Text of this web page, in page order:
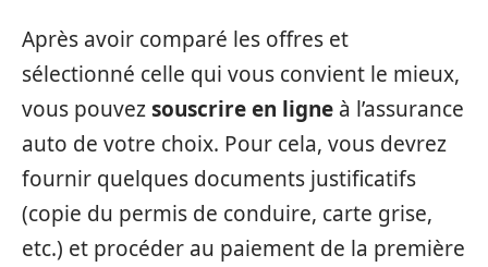
Après avoir comparé les offres et
sélectionné celle qui vous convient le mieux,
vous pouvezsouscrire en ligne à l’assurance
auto de votre choix. Pour cela, vous devrez
fournir quelques documents justificatifs
(copie du permis de conduire, carte grise,
etc.) et procéder au paiement de la première